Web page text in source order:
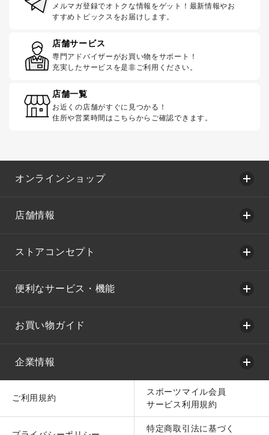
メルマガ登録でオトクな情報をゲット！最新情報やお
すすめトピックスをお届けします。
店舗サービス
専門アドバイザーがお買い物をサポート！
充実したサービスを是非ご利用ください。
店舗一覧
お近くの店舗がすぐに見つかる！
住所や営業時間はこちらからご確認できます。
オンラインショップ
店舗情報
ストアコンセプト
便利なサービス・機能
お買い物ガイド
企業情報
ご利用規約
スポーツマイル会員
サービス利用規約
特定商取引法に基づく